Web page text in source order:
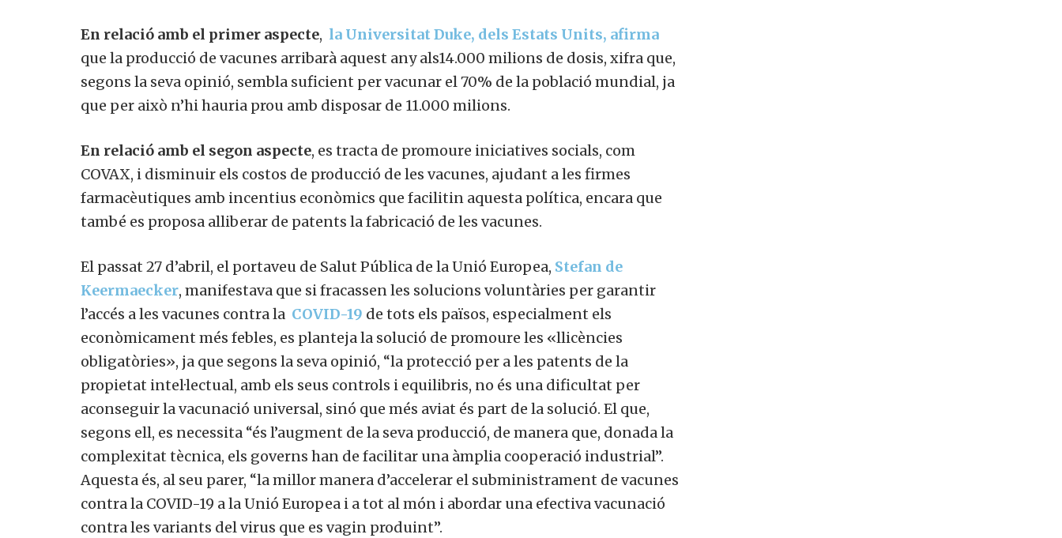
En relació amb el primer aspecte, la Universitat Duke, dels Estats Units, afirma
que la producció de vacunes arribarà aquest any als14.000 milions de dosis, xifra que,
segons la seva opinió, sembla suficient per vacunar el 70% de la població mundial, ja
que per això n’hi hauria prou amb disposar de 11.000 milions.
En relació amb el segon aspecte, es tracta de promoure iniciatives socials, com
COVAX, i disminuir els costos de producció de les vacunes, ajudant a les firmes
farmacèutiques amb incentius econòmics que facilitin aquesta política, encara que
també es proposa alliberar de patents la fabricació de les vacunes.
El passat 27 d’abril, el portaveu de Salut Pública de la Unió Europea, Stefan de
Keermaecker, manifestava que si fracassen les solucions voluntàries per garantir
l’accés a les vacunes contra la COVID-19 de tots els països, especialment els
econòmicament més febles, es planteja la solució de promoure les «llicències
obligatòries», ja que segons la seva opinió, “la protecció per a les patents de la
propietat intel·lectual, amb els seus controls i equilibris, no és una dificultat per
aconseguir la vacunació universal, sinó que més aviat és part de la solució. El que,
segons ell, es necessita “és l’augment de la seva producció, de manera que, donada la
complexitat tècnica, els governs han de facilitar una àmplia cooperació industrial”.
Aquesta és, al seu parer, “la millor manera d’accelerar el subministrament de vacunes
contra la COVID-19 a la Unió Europea i a tot al món i abordar una efectiva vacunació
contra les variants del virus que es vagin produint”.